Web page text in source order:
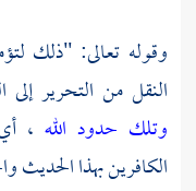
وقوله تعالى: "ذلك
النقل من التحرير
وتلك حدود الله ،
الكافرين بهذا الحديث